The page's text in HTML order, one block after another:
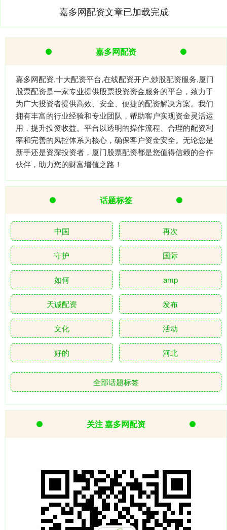
嘉多网配资文章已加载完成
嘉多网配资
嘉多网配资,十大配资平台,在线配资开户,炒股配资服务,厦门
股票配资是一家专业提供股票投资资金服务的平台，致力于
为广大投资者提供高效、安全、便捷的配资解决方案。我们
拥有丰富的行业经验和专业团队，帮助客户实现资金灵活运
用，提升投资收益。平台以透明的操作流程、合理的配资利
率和完善的风控体系为核心，确保客户资金安全。无论您是
新手还是资深投资者，厦门股票配资都是您值得信赖的合作
伙伴，助力您的财富增值之路！
话题标签
中国 再次
守护 国际
如何 amp
天诚配资 发布
文化 活动
好的 河北
全部话题标签
关注 嘉多网配资